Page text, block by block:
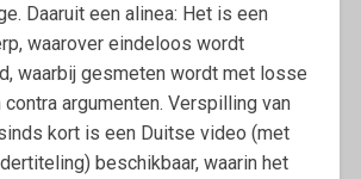
Daaruit een alinea: Het is een
waarover eindeloos wordt
waarbij gesmeten wordt met losse
contra argumenten. Verspilling van
kort is een Duitse video (met
beschikbaar, waarin het